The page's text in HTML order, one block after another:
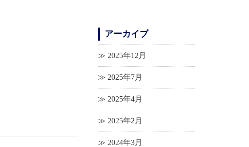
アーカイブ
2025年12月
2025年7月
2025年4月
2025年2月
2024年3月